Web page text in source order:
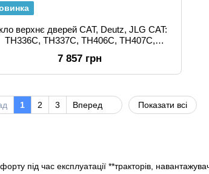
під час експлуатації **тракторів,
верхнє дверей CAT, Deutz, JLG CAT:
TH336C, TH337C, TH406C, TH407C,
TH406, TH407
7 857 грн
1 2 3 Вперед Показати всі